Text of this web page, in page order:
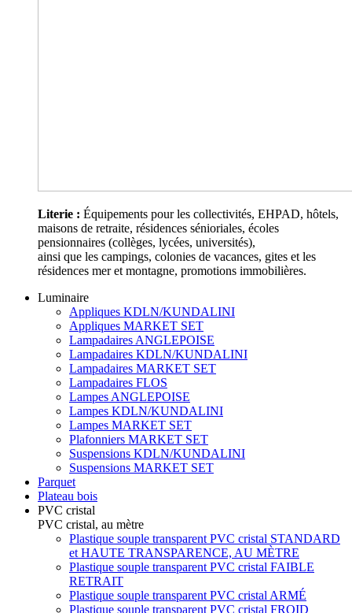
Literie : Équipements pour les collectivités, EHPAD, hôtels,
maisons de retraite, résidences sénioriales, écoles
pensionnaires (collèges, lycées, universités),
ainsi que les campings, colonies de vacances, gites et les
résidences mer et montagne, promotions immobilières.
Luminaire
Appliques KDLN/KUNDALINI
Appliques MARKET SET
Lampadaires ANGLEPOISE
Lampadaires KDLN/KUNDALINI
Lampadaires MARKET SET
Lampadaires FLOS
Lampes ANGLEPOISE
Lampes KDLN/KUNDALINI
Lampes MARKET SET
Plafonniers MARKET SET
Suspensions KDLN/KUNDALINI
Suspensions MARKET SET
Parquet
Plateau bois
PVC cristal
PVC cristal, au mètre
Plastique souple transparent PVC cristal STANDARD
et HAUTE TRANSPARENCE, AU MÈTRE
Plastique souple transparent PVC cristal FAIBLE
RETRAIT
Plastique souple transparent PVC cristal ARMÉ
Plastique souple transparent PVC cristal FROID